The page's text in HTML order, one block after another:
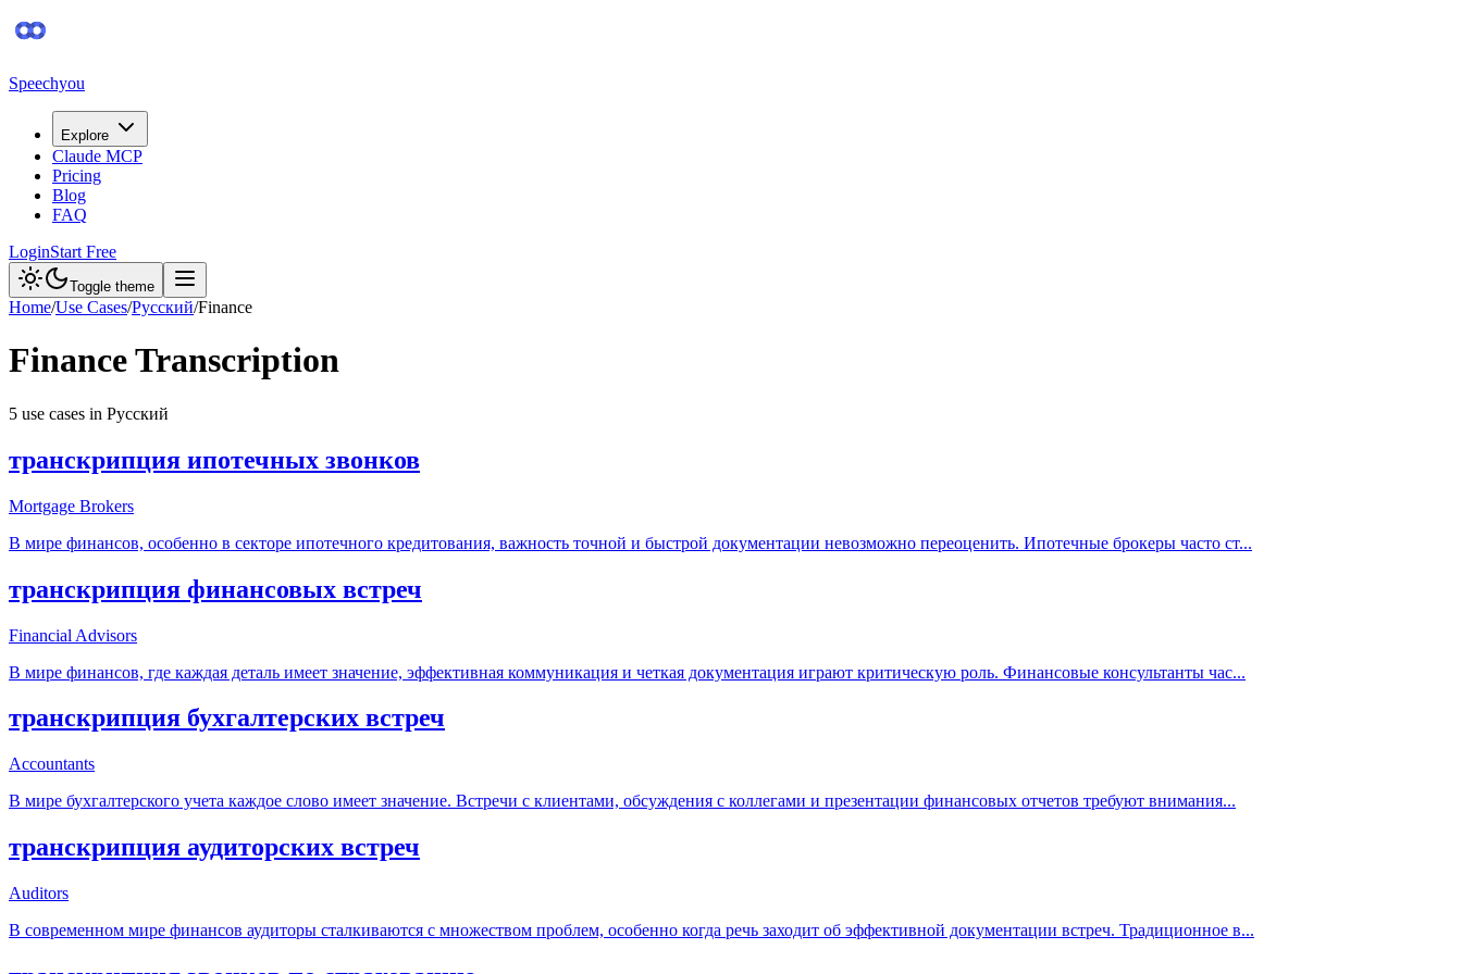
Speechyou
Explore
Claude MCP
Pricing
Blog
FAQ
LoginStart Free
Toggle theme
Home/Use Cases/Русский/Finance
FinanceTranscription
5 use cases in Русский
транскрипция ипотечных звонков
Mortgage Brokers
В мире финансов, особенно в секторе ипотечного кредитования, важность точной и быстрой документации невозможно переоценить. Ипотечные брокеры часто ст...
транскрипция финансовых встреч
Financial Advisors
В мире финансов, где каждая деталь имеет значение, эффективная коммуникация и четкая документация играют критическую роль. Финансовые консультанты час...
транскрипция бухгалтерских встреч
Accountants
В мире бухгалтерского учета каждое слово имеет значение. Встречи с клиентами, обсуждения с коллегами и презентации финансовых отчетов требуют внимания...
транскрипция аудиторских встреч
Auditors
В современном мире финансов аудиторы сталкиваются с множеством проблем, особенно когда речь заходит об эффективной документации встреч. Традиционное в...